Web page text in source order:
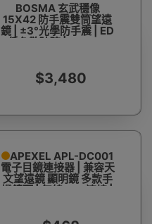
BOSMA 玄武穩像
15X42 防手震雙筒望遠
鏡 | ±3°光學防手震 | ED
低色散玻璃 | BSV-6-
$3,480
APEXEL APL-DC001
電子目鏡連接器 | 兼容天
文望遠鏡 顯明鏡 多款手
機鏡頭 | 無線WIFI連接 |